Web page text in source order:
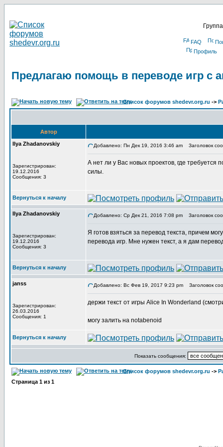
FAQ
Профиль
Предлагаю помощь в переводе игр с
Список форумов shedevr.org.ru ->
Автор
Ilya Zhadanovskiy
Зарегистрирован:
19.12.2016
Сообщения: 3
Добавлено: Пн Дек 19, 2016 3:46 am Заголовок
А нет ли у Вас новых проектов, где
силы.
Вернуться к началу
Ilya Zhadanovskiy
Зарегистрирован:
19.12.2016
Сообщения: 3
Добавлено: Ср Дек 21, 2016 7:08 pm Заголовок
Я готов взяться за перевод текста, причем
перевода игр. Мне нужен текст, а я дам
Вернуться к началу
janss
Зарегистрирован:
26.03.2016
Сообщения: 1
Добавлено: Вс Фев 19, 2017 9:23 pm Заголовок
держи текст от игры Alice In Wonderland
могу залить на notabenoid
Вернуться к началу
Показать сообщения:
Список форумов shedevr.org.ru ->
Страница 1 из 1